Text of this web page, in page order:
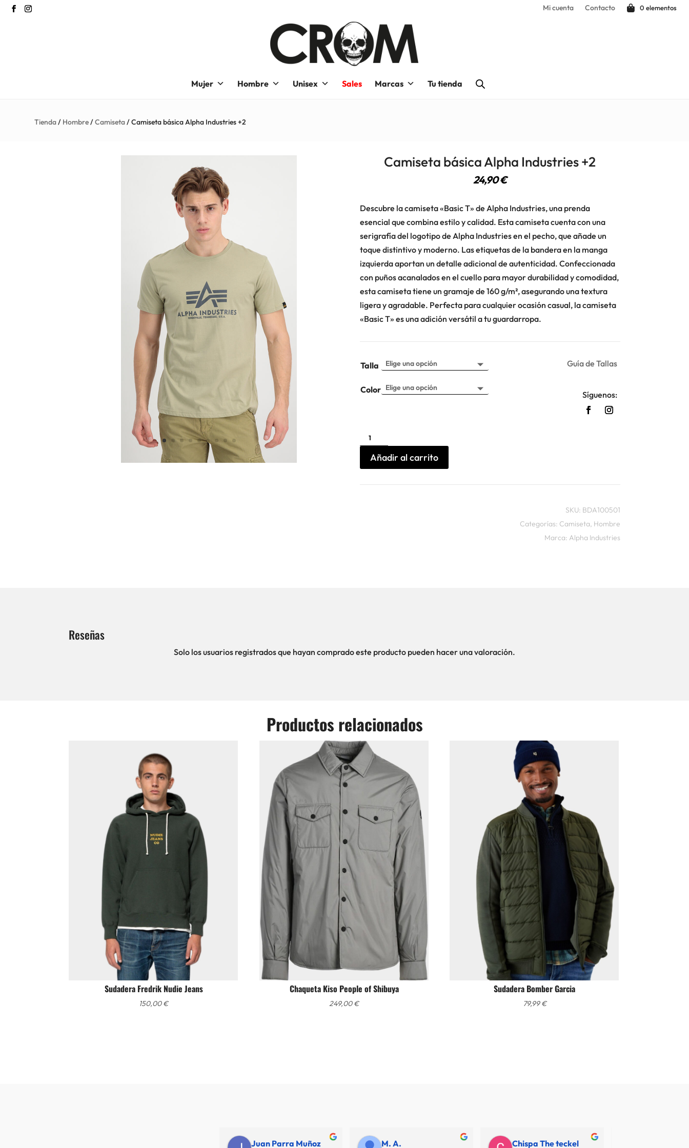
Mi cuenta Contacto 0 elementos
Mujer Hombre Unisex Sales Marcas Tu tienda
Tienda/ Hombre/Camiseta/ Camiseta básica Alpha Industries +2
Camiseta básica Alpha Industries +2
24,90€
Descubre la camiseta «Basic T» de Alpha Industries, una prenda
esencial que combina estilo y calidad. Esta camiseta cuenta con una
serigrafía del logotipo de Alpha Industries en el pecho, que añade un
toque distintivo y moderno. Las etiquetas de la bandera en la manga
izquierda aportan un detalle adicional de autenticidad. Confeccionada
con puños acanalados en el cuello para mayor durabilidad y comodidad,
esta camiseta tiene un gramaje de 160 g/m², asegurando una textura
ligera y agradable. Perfecta para cualquier ocasión casual, la camiseta
«Basic T» es una adición versátil a tu guardarropa.
Talla
Color
Camiseta
básica
Alpha
Industries
cantidad
Añadir al carrito
Guía de Tallas
Síguenos:
SKU: BDA100501
Categorías: Camiseta, Hombre
Marca: Alpha Industries
Reseñas
Solo los usuarios registrados que hayan comprado este producto pueden hacer una valoración.
Productos relacionados
Sudadera Fredrik Nudie Jeans
150,00€
Chaqueta Kiso People of Shibuya
249,00€
Sudadera Bomber Garcia
79,99€
Juan Parra Muñoz M. A. Chispa The teckel